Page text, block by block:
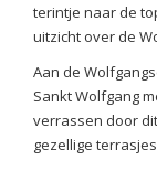
terintje naar de
uitzicht over de
Aan de
Sankt Wolfgang
verrassen door
gezellige